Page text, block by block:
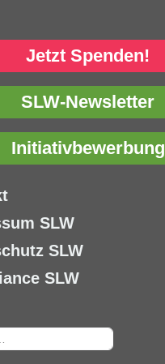
Jetzt Spenden!
SLW-Newsletter
Initiativbewerbung
SLW
SLW
SLW